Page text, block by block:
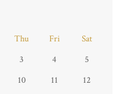
Thu Fri
Sat
3 4
5
10 11
12